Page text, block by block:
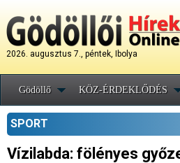
2026. augusztus 7., péntek, Ibolya
Gödöllő KÖZ-ÉRDEKLŐDÉS
SPORT
Vízilabda: fölényes